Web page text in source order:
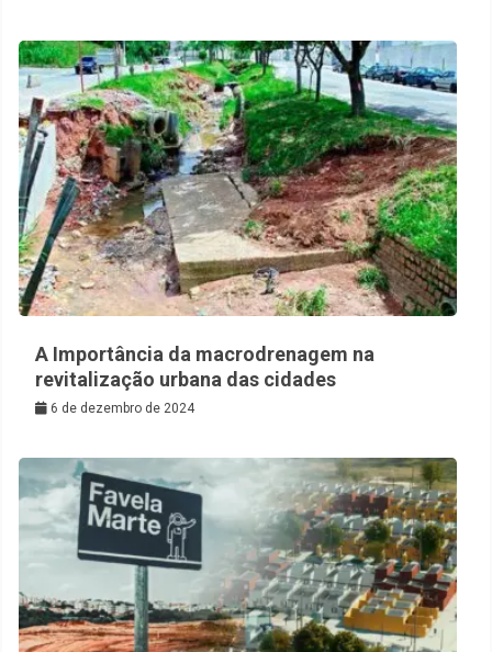
A Importância da macrodrenagem na
revitalização urbana das cidades
6 de dezembro de 2024